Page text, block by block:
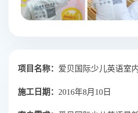
项目名称： 爱贝国际少儿英语室
施工日期： 2016年8月10日